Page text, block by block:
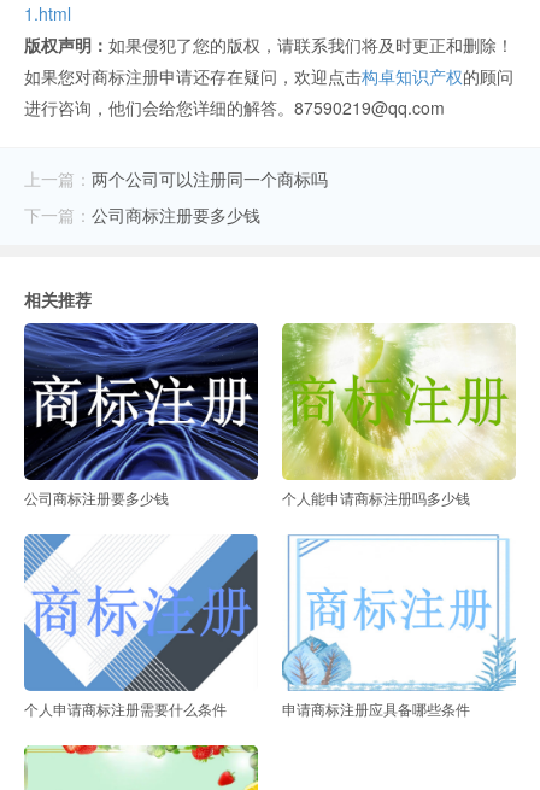
1.html
版权声明： 如果侵犯了您的版权，请联系我们将及时更正和删除！
如果您对商标注册申请还存在疑问，欢迎点击构卓知识产权的顾问
进行咨询，他们会给您详细的解答。87590219@qq.com
上一篇： 两个公司可以注册同一个商标吗
下一篇： 公司商标注册要多少钱
相关推荐
公司商标注册要多少钱 个人能申请商标注册吗多少钱
个人申请商标注册需要什么条件 申请商标注册应具备哪些条件